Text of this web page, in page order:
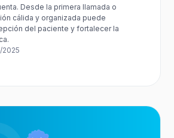
Desde la primera llamada o
cálida y organizada puede
del paciente y fortalecer la
2025